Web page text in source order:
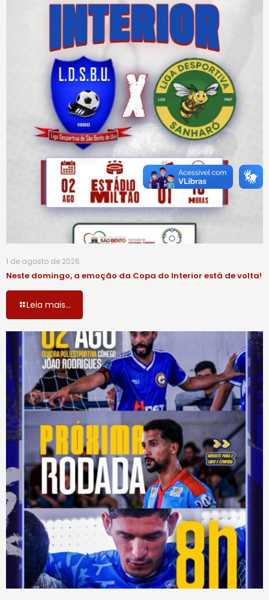
1 de agosto de 2026
Neste domingo, a emoção da Copa do Interior está de volta!
Leia mais...